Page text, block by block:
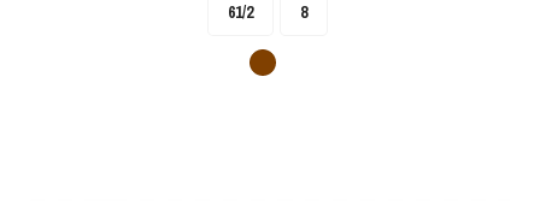
61/2 8
Marron